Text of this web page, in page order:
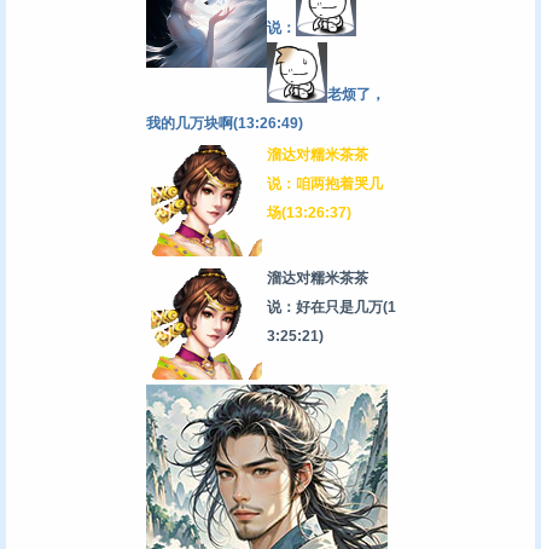
说：
老烦了，
我的几万块啊(13:26:49)
溜达对糯米茶茶
说：咱两抱着哭几
场(13:26:37)
溜达对糯米茶茶
说：好在只是几万(1
3:25:21)